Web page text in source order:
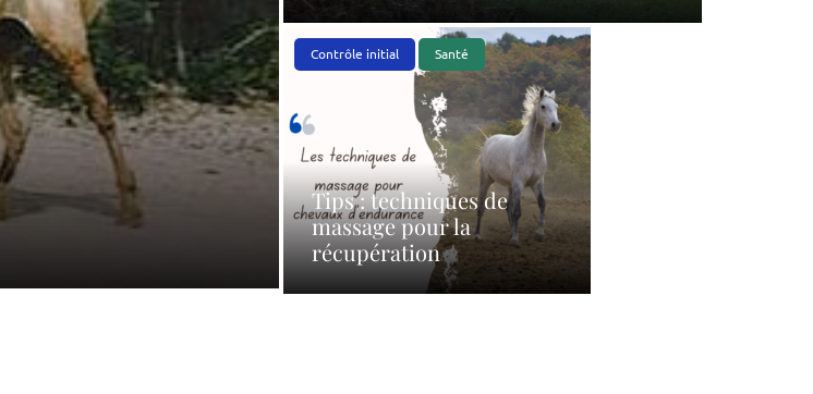
Contrôle initial Santé
Tips : techniques de
massage pour la
récupération